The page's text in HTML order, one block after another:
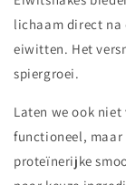
lichaam direct na
eiwitten. Het
spiergroei.
Laten we ook
functioneel, maar
proteïnerijke